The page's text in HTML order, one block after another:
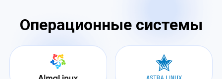
Операционные системы